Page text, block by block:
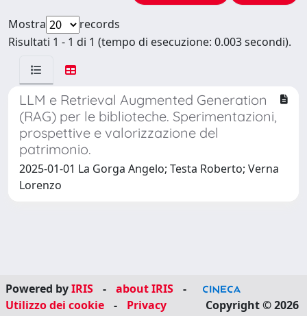
Mostra
records
Risultati 1 - 1 di 1 (tempo di esecuzione: 0.003 secondi).
LLM e Retrieval Augmented Generation
(RAG) per le biblioteche. Sperimentazioni,
prospettive e valorizzazione del
patrimonio.
2025-01-01 La Gorga Angelo; Testa Roberto; Verna
Lorenzo
Powered byIRIS - about IRIS
-
Utilizzo dei cookie
- Privacy Copyright © 2026